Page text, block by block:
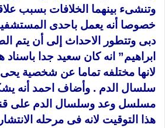
وتنشىء بينهما الخلافات بسبب
خصوصا أنه يعمل باحدى
دبى وتتطور الاحداث إلى أن يتم
ابراهيم” انه كان سعيد جدا
لانها مختلفه تماما عن شخصية
سلسال الدم . وأضاف احمد أنه
هذا التوقيت لانه فى مرحله